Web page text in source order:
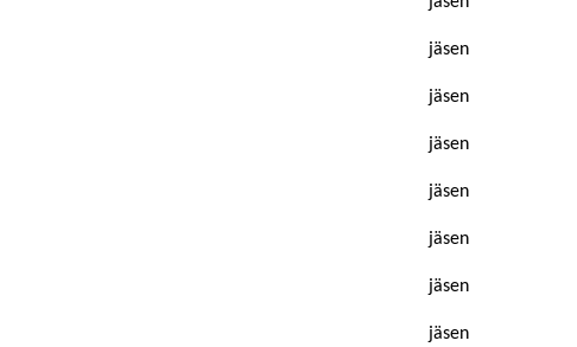
jäsen
jäsen
jäsen
jäsen
jäsen
jäsen
jäsen